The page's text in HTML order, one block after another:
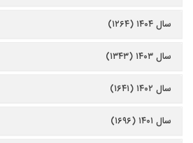
سال ۱۴۰۴ (۱۲۶۴)
سال ۱۴۰۳ (۱۳۴۳)
سال ۱۴۰۲ (۱۶۴۱)
سال ۱۴۰۱ (۱۶۹۶)